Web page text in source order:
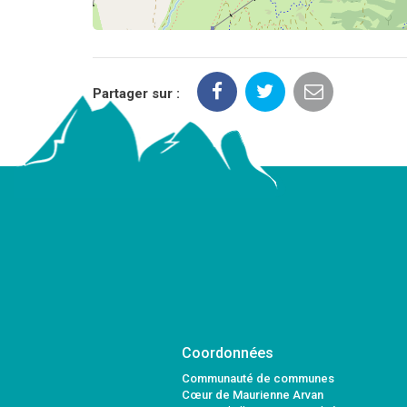
Partager sur :
Coordonnées
Communauté de communes
Cœur de Maurienne Arvan